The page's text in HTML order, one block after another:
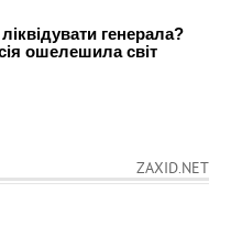
ZAXID.NET